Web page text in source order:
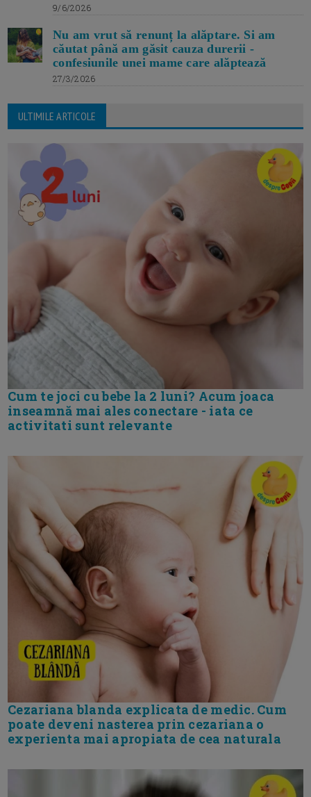
9/6/2026
Nu am vrut să renunț la alăptare. Si am
căutat până am găsit cauza durerii -
confesiunile unei mame care alăptează
27/3/2026
ULTIMILE ARTICOLE
Cum te joci cu bebe la 2 luni? Acum joaca
inseamnă mai ales conectare - iata ce
activitati sunt relevante
Cezariana blanda explicata de medic. Cum
poate deveni nasterea prin cezariana o
experienta mai apropiata de cea naturala